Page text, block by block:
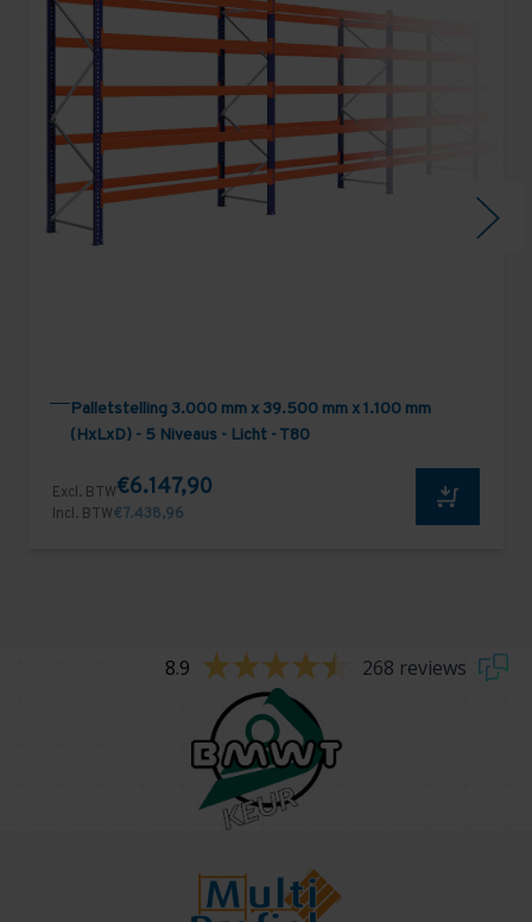
Palletstelling 3.000 mm x 39.500 mm x 1.100 mm
(HxLxD) - 5 Niveaus - Licht - T80
Excl. BTW€6.147,90
Incl. BTW€7.438,96
8.9 268 reviews